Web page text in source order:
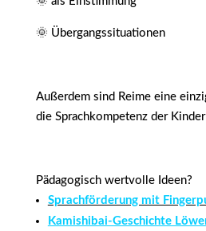
🌞 Übergangssituationen
Außerdem sind Reime eine
die Sprachkompetenz der
Pädagogisch wertvolle Ideen?
Sprachförderung mit
Kamishibai-Geschichte